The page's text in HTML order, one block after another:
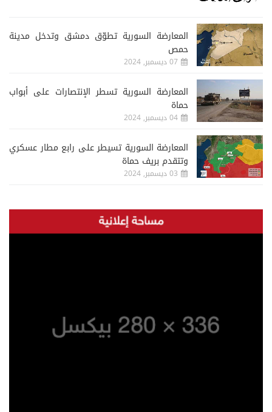
المعارضة السورية تطوّق دمشق وتدخل مدينة
حمص
07 ديسمبر, 2024
المعارضة السورية تسطر الإنتصارات على أبواب
حماة
04 ديسمبر, 2024
المعارضة السورية تسيطر على رابع مطار عسكري
وتتقدم بريف حماة
03 ديسمبر, 2024